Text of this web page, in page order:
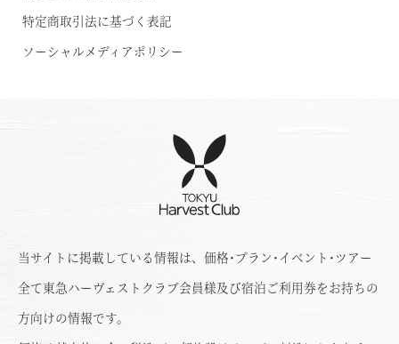
特定商取引法に基づく表記
ソーシャルメディアポリシー
当サイトに掲載している情報は、価格･プラン･イベント･ツアー
全て東急ハーヴェストクラブ会員様及び宿泊ご利用券をお持ちの
方向けの情報です。